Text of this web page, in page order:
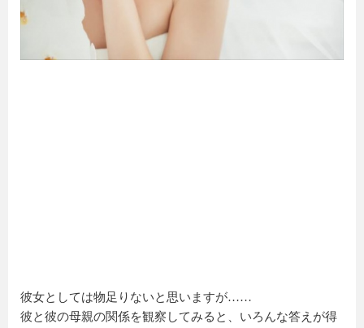
彼女としては物足りないと思いますが……
彼と彼の母親の関係を観察してみると、いろんな答えが得